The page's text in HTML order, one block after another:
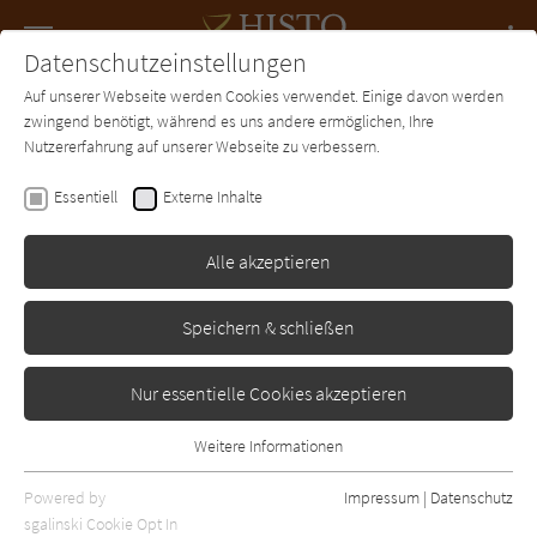
SUCHE Forum Charts Newsletter
Sabine Friedrich
Einige aber doch
Erschienen: September 2019 0
Datenschutzeinstellungen
Auf unserer Webseite werden Cookies verwendet. Einige davon werden
zwingend benötigt, während es uns andere ermöglichen, Ihre
Nutzererfahrung auf unserer Webseite zu verbessern.
Essentiell Externe Inhalte
Alle akzeptieren
Speichern & schließen
Nur essentielle Cookies akzeptieren
Essentielle Cookies werden für grundlegende Funktionen der
Webseite benötigt. Dadurch ist gewährleistet, dass die Webseite
Weitere Informationen
Powered by
sgalinski Cookie Opt In
Impressum | Datenschutz